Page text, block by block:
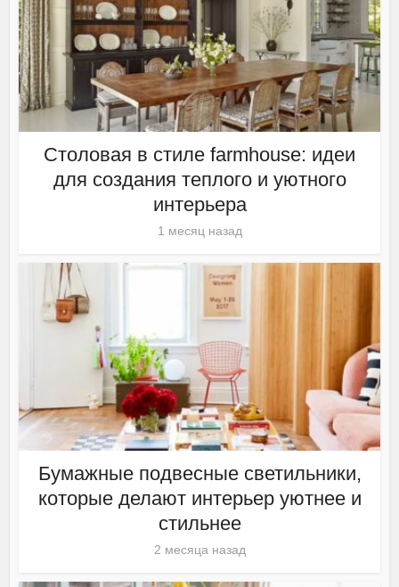
Столовая в стиле farmhouse: идеи
для создания теплого и уютного
интерьера
1 месяц назад
Бумажные подвесные светильники,
которые делают интерьер уютнее и
стильнее
2 месяца назад